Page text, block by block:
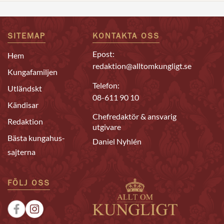
SITEMAP
Hem
Kungafamiljen
Utländskt
Kändisar
Redaktion
Bästa kungahus-
sajterna
KONTAKTA OSS
Epost:
redaktion@alltomkungligt.se
Telefon:
08-611 90 10
Chefredaktör & ansvarig
utgivare
Daniel Nyhlén
FÖLJ OSS